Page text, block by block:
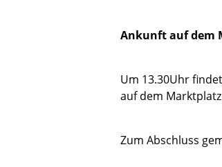
Ankunft auf dem
Um 13.30Uhr
auf dem
Zum Abschluss